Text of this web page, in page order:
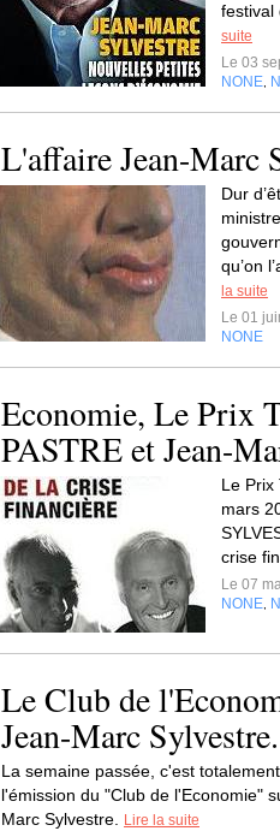
festival
suite
Le 03
NONE
L'affaire Jean-Marc
Dur
qu’on
la suite
Le 01
NONE
Economie, Le Prix
PASTRE et Jean-
Le Prix
mars
crise
Le 07
NONE
Le Club de
Jean-Marc Sylvestre.
La semaine passée, c'est
l'émission du "Club de l'Economie"
Marc Sylvestre.
Lire la suite